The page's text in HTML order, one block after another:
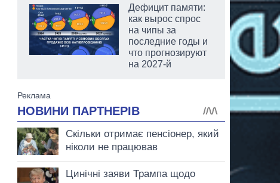
Дефицит памяти:
как вырос спрос
на чипы за
последние годы и
что прогнозируют
на 2027-й